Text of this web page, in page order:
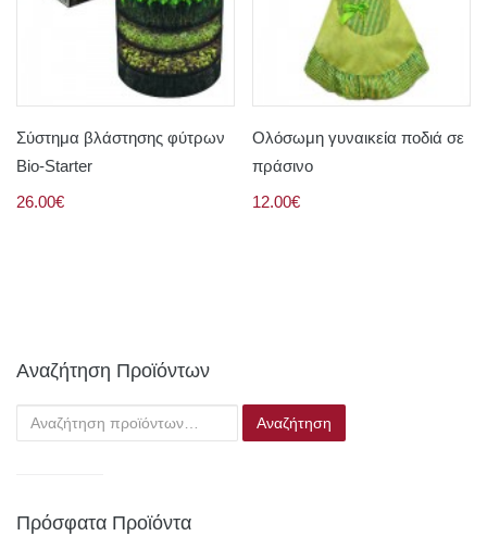
Σύστημα βλάστησης φύτρων
Bio-Starter
26.00€
Ολόσωμη γυναικεία ποδιά σε
πράσινο
12.00€
Αναζήτηση Προϊόντων
Αναζήτηση
για:
Πρόσφατα Προϊόντα